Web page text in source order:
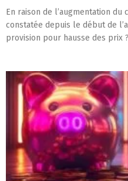
En raison de l’augmentation
constatée depuis le début de
provision pour hausse des prix ?